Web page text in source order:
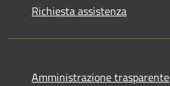
Richiesta assistenza
Amministrazione trasparente